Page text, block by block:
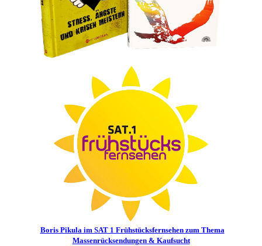
Boris Pikula im SAT 1 Frühstücksfernsehen zum Thema
Massenrücksendungen & Kaufsucht